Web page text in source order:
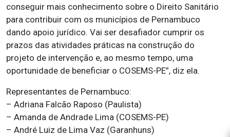
conseguir mais conhecimento sobre o Direito Sanitário
para contribuir com os municípios de Pernambuco
dando apoio jurídico. Vai ser desafiador cumprir os
prazos das atividades práticas na construção do
projeto de intervenção e, ao mesmo tempo, uma
oportunidade de beneficiar o COSEMS-PE”, diz ela.
Representantes de Pernambuco:
– Adriana Falcão Raposo (Paulista)
– Amanda de Andrade Lima (COSEMS-PE)
– André Luiz de Lima Vaz (Garanhuns)